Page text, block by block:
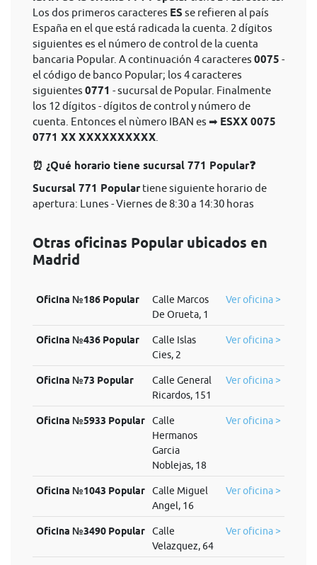
Los dos primeros caracteres ES se refieren al país
España en el que está radicada la cuenta. 2 dígitos
siguientes es el número de control de la cuenta
bancaria Popular. A continuación 4 caracteres 0075 -
el código de banco Popular; los 4 caracteres
siguientes 0771 - sucursal de Popular. Finalmente
los 12 dígitos - dígitos de control y número de
cuenta. Entonces el nùmero IBAN es ➡ ESXX 0075
0771 XX XXXXXXXXXX
⏰ ¿Qué horario tiene sucursal 771 Popular❓
Sucursal 771 Popular tiene siguiente horario de
apertura: Lunes - Viernes de 8:30 a 14:30 horas
Otras oficinas Popular ubicados en
Madrid
Oficina №186 Popular
Calle Marcos
De Orueta, 1
Ver oficina >
Oficina №436 Popular
Calle Islas
Cies, 2
Ver oficina >
Oficina №73 Popular
Calle General
Ricardos, 151
Ver oficina >
Oficina №5933 Popular
Calle
Hermanos
Garcia
Noblejas, 18
Ver oficina >
Oficina №1043 Popular
Calle Miguel
Angel, 16
Ver oficina >
Oficina №3490 Popular
Calle
Velazquez, 64
Ver oficina >